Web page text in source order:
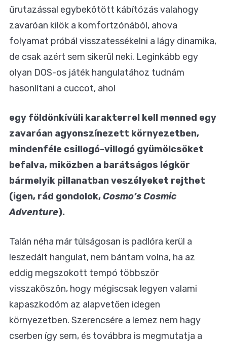
űrutazással egybekötött kábítózás valahogy
zavaróan kilök a komfortzónából, ahova
folyamat próbál visszatessékelni a lágy dinamika,
de csak azért sem sikerül neki. Leginkább egy
olyan DOS-os játék hangulatához tudnám
hasonlítani a cuccot, ahol
egy földönkívüli karakterrel kell menned egy
zavaróan agyonszínezett környezetben,
mindenféle csillogó-villogó gyümölcsöket
befalva, miközben a barátságos légkör
bármelyik pillanatban veszélyeket rejthet
(igen, rád gondolok,Cosmo’s Cosmic
Adventure).
Talán néha már túlságosan is padlóra kerül a
leszedált hangulat, nem bántam volna, ha az
eddig megszokott tempó többször
visszaköszön, hogy mégiscsak legyen valami
kapaszkodóm az alapvetően idegen
környezetben. Szerencsére a lemez nem hagy
cserben így sem, és továbbra is megmutatja a